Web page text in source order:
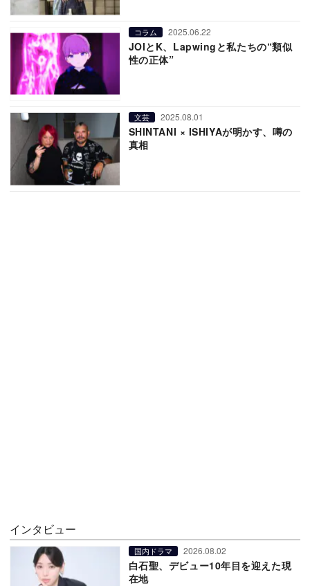
コラム 2025.06.22
JOIとK、Lapwingと私たちの“類似
性の正体”
文芸 2025.08.01
SHINTANI × ISHIYAが明かす、噂の
真相
インタビュー
国内ドラマ 2026.08.02
白石聖、デビュー10年目を迎えた現
在地